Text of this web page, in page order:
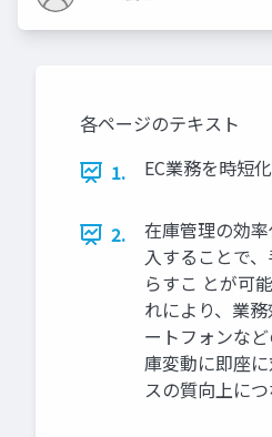
各ページのテキスト
1.
EC業務を時短
2.
在庫管理の効
入することで
らすこ とが可
れにより、業
ートフォンな
庫変動に即座
スの質向上につ